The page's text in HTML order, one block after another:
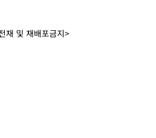
재 및 재배포금지>